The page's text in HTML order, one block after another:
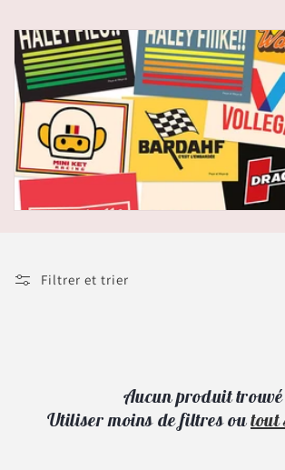
Filtrer et trier
Aucun produit trouvé
Utiliser moins de filtres outout